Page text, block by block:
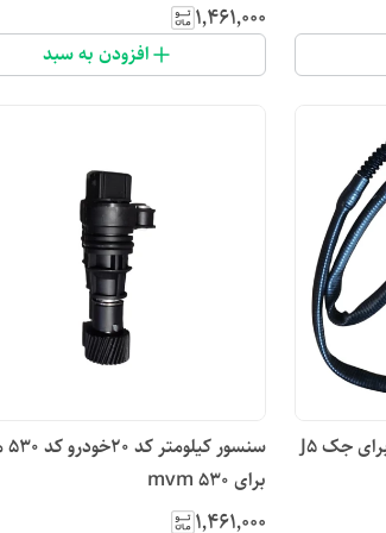
۱٬۴۶۱٬۰۰۰
افزودن به سبد
برای mvm 530
۱٬۴۶۱٬۰۰۰